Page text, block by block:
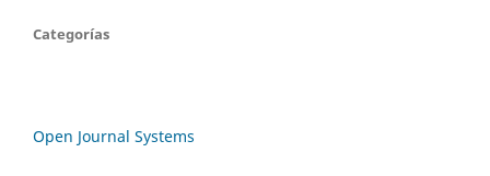
Categorías
Open Journal Systems